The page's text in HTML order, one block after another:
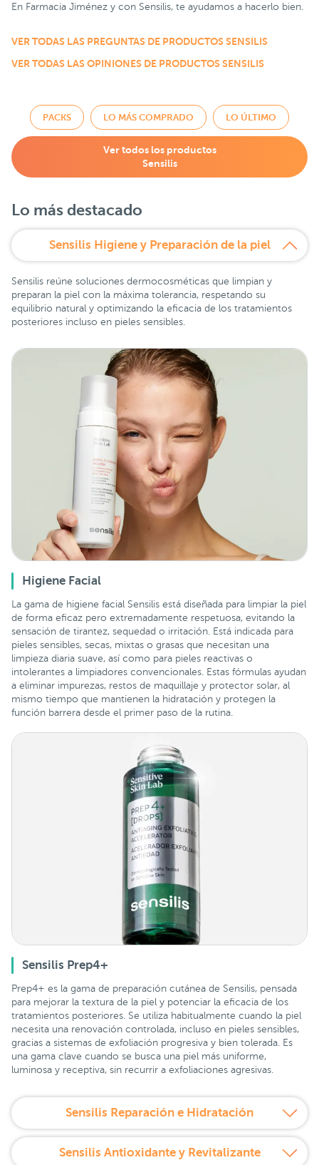
En Farmacia Jiménez y con Sensilis, te ayudamos a hacerlo bien.
VER TODAS LAS PREGUNTAS DE PRODUCTOS SENSILIS
VER TODAS LAS OPINIONES DE PRODUCTOS SENSILIS
PACKS LO MÁS COMPRADO LO ÚLTIMO
Ver todos los productos
Sensilis
Lo más destacado
Sensilis Higiene y Preparación de la piel
Sensilis reúne soluciones dermocosméticas que limpian y
preparan la piel con la máxima tolerancia, respetando su
equilibrio natural y optimizando la eficacia de los tratamientos
posteriores incluso en pieles sensibles.
Higiene Facial
La gama de higiene facial Sensilis está diseñada para limpiar la piel
de forma eficaz pero extremadamente respetuosa, evitando la
sensación de tirantez, sequedad o irritación. Está indicada para
pieles sensibles, secas, mixtas o grasas que necesitan una
limpieza diaria suave, así como para pieles reactivas o
intolerantes a limpiadores convencionales. Estas fórmulas ayudan
a eliminar impurezas, restos de maquillaje y protector solar, al
mismo tiempo que mantienen la hidratación y protegen la
función barrera desde el primer paso de la rutina.
Sensilis Prep4+
Prep4+ es la gama de preparación cutánea de Sensilis, pensada
para mejorar la textura de la piel y potenciar la eficacia de los
tratamientos posteriores. Se utiliza habitualmente cuando la piel
necesita una renovación controlada, incluso en pieles sensibles,
gracias a sistemas de exfoliación progresiva y bien tolerada. Es
una gama clave cuando se busca una piel más uniforme,
luminosa y receptiva, sin recurrir a exfoliaciones agresivas.
Sensilis Reparación e Hidratación
Sensilis Antioxidante y Revitalizante